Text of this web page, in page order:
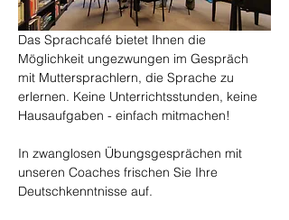
Das Sprachcafé bietet Ihnen die
Möglichkeit ungezwungen im Gespräch
mit Muttersprachlern, die Sprache zu
erlernen. Keine Unterrichtsstunden, keine
Hausaufgaben - einfach mitmachen!
In zwanglosen Übungsgesprächen mit
unseren Coaches frischen Sie Ihre
Deutschkenntnisse auf.